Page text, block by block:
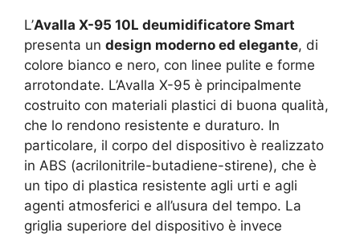
L’Avalla X-95 10L deumidificatore Smart
presenta un design moderno ed elegante, di
colore bianco e nero, con linee pulite e forme
arrotondate. L’Avalla X-95 è principalmente
costruito con materiali plastici di buona qualità,
che lo rendono resistente e duraturo. In
particolare, il corpo del dispositivo è realizzato
in ABS (acrilonitrile-butadiene-stirene), che è
un tipo di plastica resistente agli urti e agli
agenti atmosferici e all’usura del tempo. La
griglia superiore del dispositivo è invece